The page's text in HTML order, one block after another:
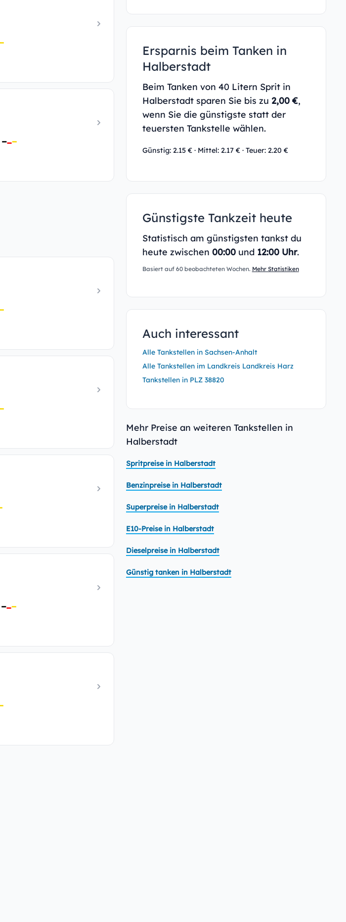
Ersparnis beim Tanken in
Halberstadt
Beim Tanken von 40 Litern Sprit in
Halberstadt sparen Sie bis zu 2,00 €,
wenn Sie die günstigste statt der
teuersten Tankstelle wählen.
Günstig: 2.15 € · Mittel: 2.17 € · Teuer: 2.20 €
Günstigste Tankzeit heute
Statistisch am günstigsten tankst du
heute zwischen 00:00und 12:00 Uhr.
Basiert auf 60 beobachteten Wochen. Mehr Statistiken
Auch interessant
Alle Tankstellen in Sachsen-Anhalt
Alle Tankstellen im Landkreis Landkreis Harz
Tankstellen in PLZ 38820
Mehr Preise an weiteren Tankstellen in
Halberstadt
Spritpreise in Halberstadt
Benzinpreise in Halberstadt
Superpreise in Halberstadt
E10-Preise in Halberstadt
Dieselpreise in Halberstadt
Günstig tanken in Halberstadt